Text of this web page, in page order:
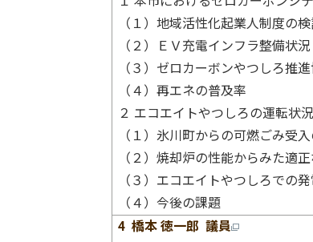
（１）地域活性化起業人制度の
（２）ＥＶ充電インフラ整備状況
（３）ゼロカーボンやつしろ推
（４）再エネの普及率
２ エコエイトやつしろの運転状
（１）氷川町からの可燃ごみ受
（２）焼却炉の性能からみた適
（３）エコエイトやつしろでの
（４）今後の課題
4 橋本 徳一郎 議員